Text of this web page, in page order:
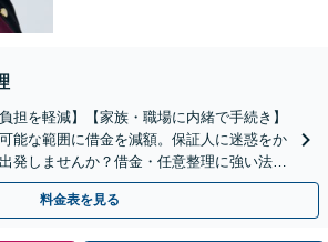
担を軽減】【家族・職場に内緒で手続き】
能な範囲に借金を減額。保証人に迷惑をか
発しませんか？借金・任意整理に強い法律
【財産を残して借金整理】
料金表を見る